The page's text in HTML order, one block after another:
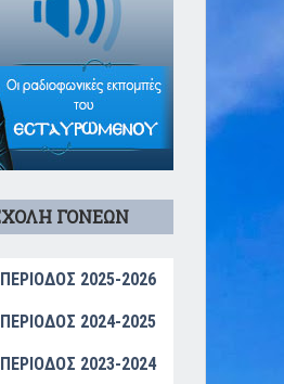
ΓΟΝΕΩΝ
2025-2026
2024-2025
2023-2024